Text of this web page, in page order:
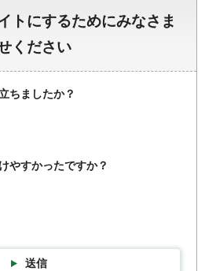
トにするためにみなさま
ください
ちましたか？
やすかったですか？
送信